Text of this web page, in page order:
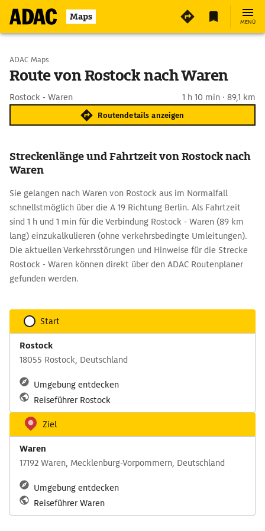
Maps MENÜ
Start wählen
ADAC Maps
Route von Rostock nach Waren
Rostock - Waren 1 h 10 min · 89,1 km
Routendetails anzeigen
Streckenlänge und Fahrtzeit von Rostock nach
Waren
Sie gelangen nach Waren von Rostock aus im Normalfall
schnellstmöglich über die A 19 Richtung Berlin. Als Fahrtzeit
sind 1 h und 1 min für die Verbindung Rostock - Waren (89 km
lang) einzukalkulieren (ohne verkehrsbedingte Umleitungen).
Die aktuellen Verkehrsstörungen und Hinweise für die Strecke
Rostock - Waren können direkt über den ADAC Routenplaner
gefunden werden.
Start
Rostock
18055 Rostock, Deutschland
Umgebung entdecken
Reiseführer Rostock
Ziel
Waren
17192 Waren, Mecklenburg-Vorpommern, Deutschland
Umgebung entdecken
Reiseführer Waren